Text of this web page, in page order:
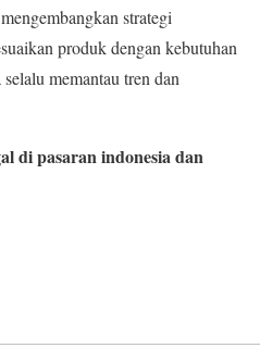
strategi
produk dengan kebutuhan
memantau tren dan
di pasaran indonesia dan